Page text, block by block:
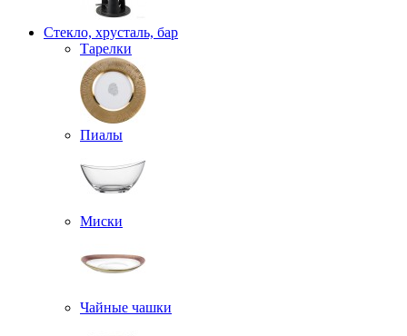
Стекло, хрусталь, бар
Тарелки
Пиалы
Миски
Чайные чашки